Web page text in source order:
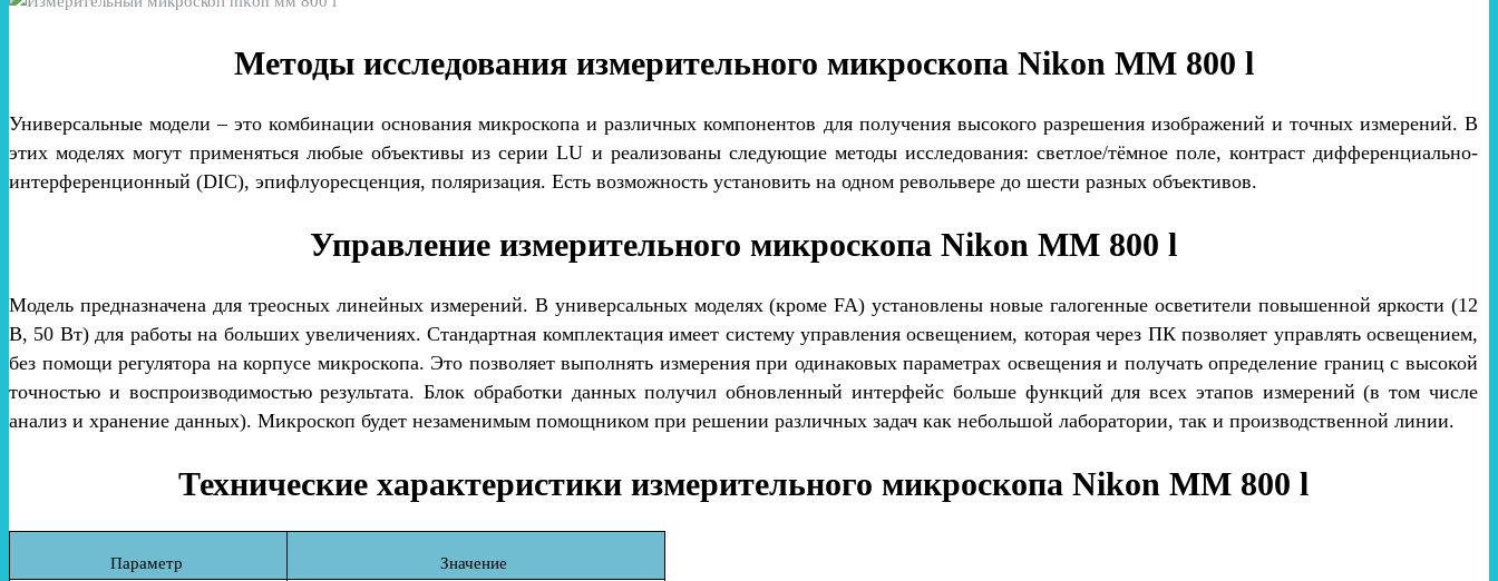
Методы исследования измерительного микроскопа Nikon MM 800 l
Универсальные модели – это комбинации основания микроскопа и различных компонентов для получения высокого разрешения изображений и точных измерений. В
этих моделях могут применяться любые объективы из серии LU и реализованы следующие методы исследования: светлое/тёмное поле, контраст дифференциально-
интерференционный (DIC), эпифлуоресценция, поляризация. Есть возможность установить на одном револьвере до шести разных объективов.
Управление измерительного микроскопа Nikon MM 800 l
Модель предназначена для треосных линейных измерений. В универсальных моделях (кроме FA) установлены новые галогенные осветители повышенной яркости (12
В, 50 Вт) для работы на больших увеличениях. Стандартная комплектация имеет систему управления освещением, которая через ПК позволяет управлять освещением,
без помощи регулятора на корпусе микроскопа. Это позволяет выполнять измерения при одинаковых параметрах освещения и получать определение границ с высокой
точностью и воспроизводимостью результата. Блок обработки данных получил обновленный интерфейс больше функций для всех этапов измерений (в том числе
анализ и хранение данных). Микроскоп будет незаменимым помощником при решении различных задач как небольшой лаборатории, так и производственной линии.
Технические характеристики измерительного микроскопа Nikon MM 800 l
Параметр Значение